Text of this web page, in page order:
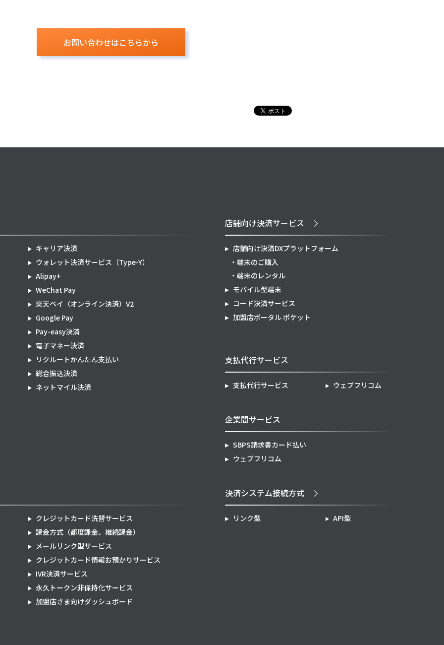
お問い合わせはこちらから
キャリア決済
ウォレット決済サービス（Type-Y）
Alipay+
WeChat Pay
楽天ペイ（オンライン決済）V2
Google Pay
Pay-easy決済
電子マネー決済
リクルートかんたん支払い
総合振込決済
ネットマイル決済
クレジットカード洗替サービス
課金方式（都度課金、継続課金）
メールリンク型サービス
クレジットカード情報お預かりサービス
IVR決済サービス
永久トークン非保持化サービス
加盟店さま向けダッシュボード
店舗向け決済サービス
店舗向け決済DXプラットフォーム
端末のご購入
端末のレンタル
モバイル型端末
コード決済サービス
加盟店ポータル ポケット
支払代行サービス
支払代行サービス ウェブフリコム
企業間サービス
SBPS請求書カード払い
ウェブフリコム
決済システム接続方式
リンク型 API型